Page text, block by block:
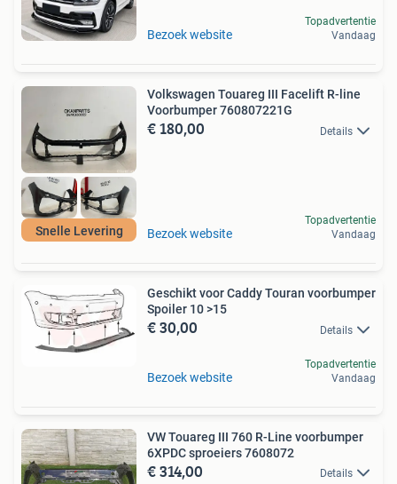
Bezoek website
Topadvertentie
Vandaag
Snelle Levering
Volkswagen Touareg III Facelift R-line
Voorbumper 760807221G
€ 180,00 Details
Bezoek website
Topadvertentie
Vandaag
Geschikt voor Caddy Touran voorbumper
Spoiler 10 >15
€ 30,00 Details
Bezoek website
Topadvertentie
Vandaag
VW Touareg III 760 R-Line voorbumper
6XPDC sproeiers 7608072
€ 314,00 Details